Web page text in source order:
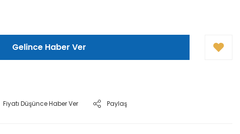
Gelince Haber Ver
Fiyatı Düşünce Haber Ver Paylaş